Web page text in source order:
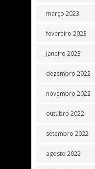
março 2023
fevereiro 2023
janeiro 2023
dezembro 2022
novembro 2022
outubro 2022
setembro 2022
agosto 2022